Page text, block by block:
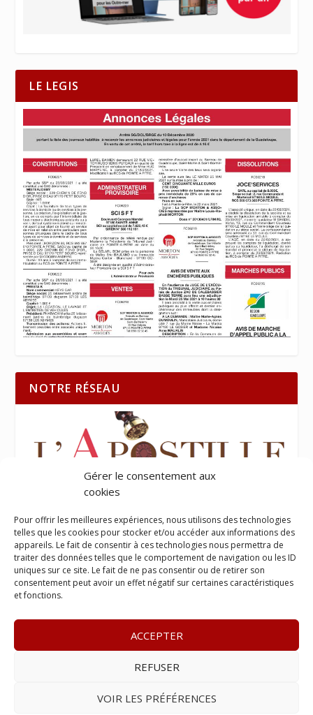
Gérer le consentement aux
cookies
Pour offrir les meilleures expériences, nous utilisons des technologies
telles que les cookies pour stocker et/ou accéder aux informations des
appareils. Le fait de consentir à ces technologies nous permettra de
traiter des données telles que le comportement de navigation ou les ID
uniques sur ce site. Le fait de ne pas consentir ou de retirer son
consentement peut avoir un effet négatif sur certaines caractéristiques
et fonctions.
ACCEPTER
REFUSER
VOIR LES PRÉFÉRENCES
LE LEGIS
NOTRE RÉSEAU
– www.lelegis.fr –Zone Franche Cité Dillon
– E-mail :contact@lelegis.fr–